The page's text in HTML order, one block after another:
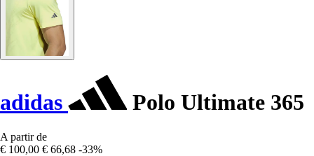
adidas Polo Ultimate 365
A partir de
€ 100,00 € 66,68 -33%